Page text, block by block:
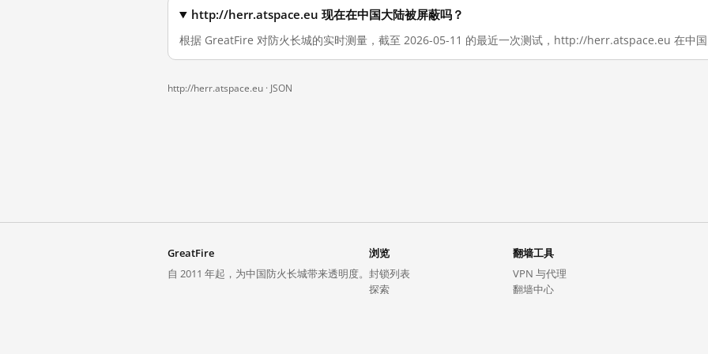
http://herr.atspace.eu 现在在中国大陆被屏蔽吗？
根据 GreatFire 对防火长城的实时测量，截至 2026-05-11 的最近一次测试，http://herr.atspace.eu 在中国
http://herr.atspace.eu · JSON
GreatFire
自 2011 年起，为中国防火长城带来透明度。
浏览
封锁列表
探索
翻墙工具
VPN 与代理
翻墙中心